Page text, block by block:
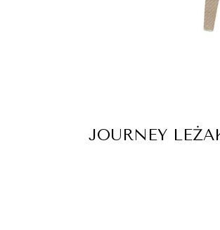
JOURNEY